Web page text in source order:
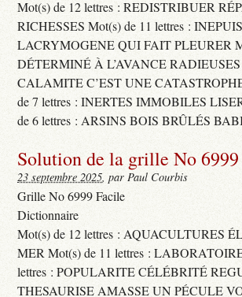
Mot(s) de 12 lettres : REDISTRIBUER
RICHESSES Mot(s) de 11 lettres :
LACRYMOGENE QUI FAIT PLEURER
DÉTERMINÉ À L’AVANCE
CALAMITE C’EST UNE
de 7 lettres : INERTES IMMOBILES
de 6 lettres : ARSINS BOIS BRÛLÉS
Solution de la grille No 6999
23 septembre 2025, par Paul Courbis
Grille No 6999 Facile
Dictionnaire
Mot(s) de 12 lettres : AQUACULTURES
MER Mot(s) de 11 lettres :
lettres : POPULARITE CÉLÉBRITÉ
THESAURISE AMASSE UN PÉCULE